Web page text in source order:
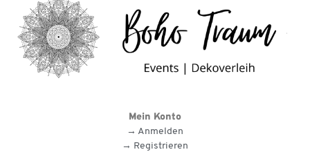
Mein Konto
→ Anmelden
→ Registrieren